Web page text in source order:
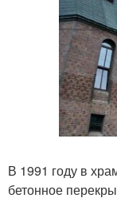
В 1991 году в
бетонное